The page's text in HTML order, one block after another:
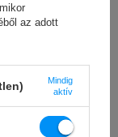
az adott
Mindig
aktív